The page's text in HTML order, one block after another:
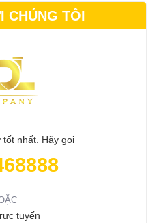
CHÚNG TÔI
nhất. Hãy gọi
tuyến